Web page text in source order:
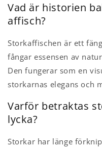
Vad är historien
affisch?
Storkaffischen är ett
fångar essensen av
Den fungerar som en
storkarnas elegans och
Varför betraktas
lycka?
Storkar har länge